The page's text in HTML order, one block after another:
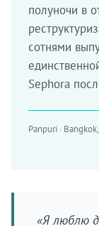
полуночи в
сотнями
Sephora
Panpuri ·
«Я люблю